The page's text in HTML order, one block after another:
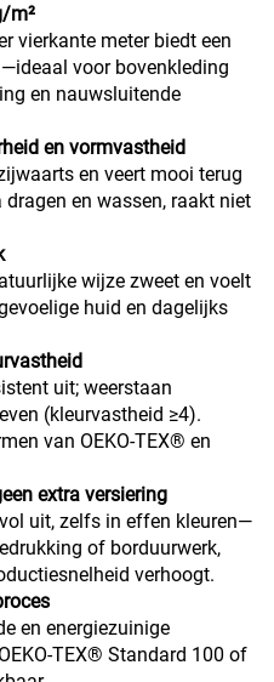
m²
vierkante meter biedt een
voor bovenkleding
en nauwsluitende
en vormvastheid
en veert mooi terug
en wassen, raakt niet
wijze zweet en voelt
huid en dagelijks
uit; weerstaan
(kleurvastheid ≥4).
van OEKO-TEX® en
extra versiering
uit, zelfs in effen kleuren—
of borduurwerk,
verhoogt.
en energiezuinige
TEX® Standard 100 of